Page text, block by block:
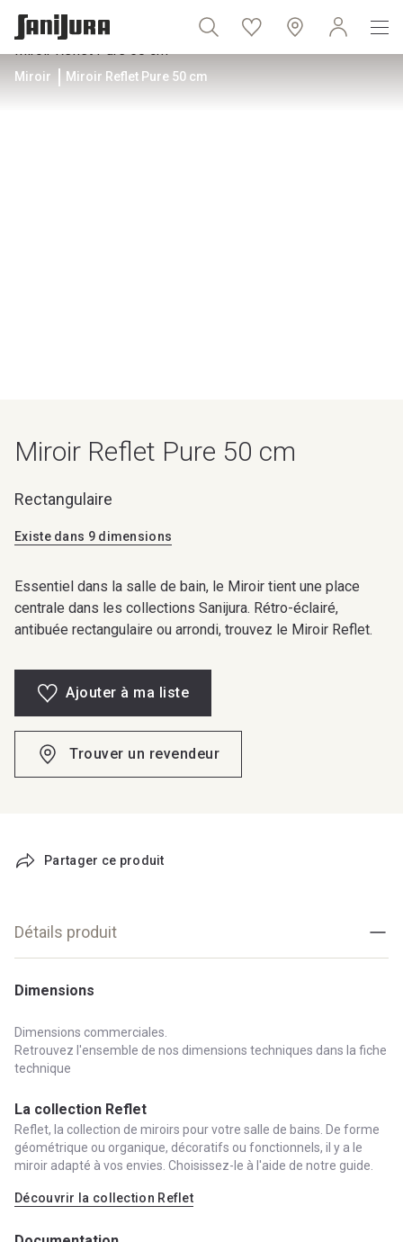
Miroir Miroir Reflet Pure 50 cm
Miroir Reflet Pure 50 cm
Rectangulaire
Existe dans 9 dimensions
Essentiel dans la salle de bain, le Miroir tient une place
centrale dans les collections Sanijura. Rétro-éclairé,
antibuée rectangulaire ou arrondi, trouvez le Miroir Reflet.
Ajouter à ma liste
Trouver un revendeur
Partager ce produit
Détails produit
Dimensions
Dimensions commerciales.
Retrouvez l'ensemble de nos dimensions techniques dans la fiche
technique
La collection Reflet
Reflet, la collection de miroirs pour votre salle de bains. De forme
géométrique ou organique, décoratifs ou fonctionnels, il y a le
miroir adapté à vos envies. Choisissez-le à l'aide de notre guide.
Découvrir la collection Reflet